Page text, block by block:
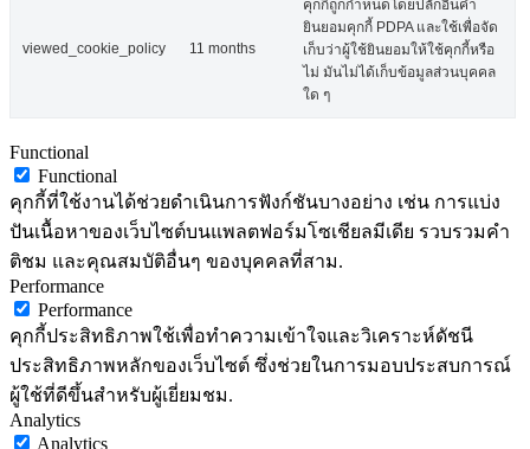
viewed_cookie_policy 11 months
คุกกี้ถูกกำหนดโดยปลั๊กอินคำ
ยินยอมคุกกี้ PDPA และใช้เพื่อจัด
เก็บว่าผู้ใช้ยินยอมให้ใช้คุกกี้หรือ
ไม่ มันไม่ได้เก็บข้อมูลส่วนบุคคล
ใด ๆ
Functional
Functional
คุกกี้ที่ใช้งานได้ช่วยดำเนินการฟังก์ชันบางอย่าง เช่น การแบ่ง
ปันเนื้อหาของเว็บไซต์บนแพลตฟอร์มโซเชียลมีเดีย รวบรวมคำ
ติชม และคุณสมบัติอื่นๆ ของบุคคลที่สาม.
Performance
Performance
คุกกี้ประสิทธิภาพใช้เพื่อทำความเข้าใจและวิเคราะห์ดัชนี
ประสิทธิภาพหลักของเว็บไซต์ ซึ่งช่วยในการมอบประสบการณ์
ผู้ใช้ที่ดีขึ้นสำหรับผู้เยี่ยมชม.
Analytics
Analytics